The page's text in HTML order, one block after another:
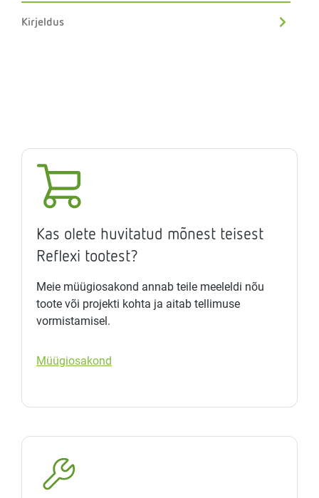
Kirjeldus
Kas olete huvitatud mõnest teisest
Reflexi tootest?
Meie müügiosakond annab teile meeleldi nõu
toote või projekti kohta ja aitab tellimuse
vormistamisel.
Müügiosakond